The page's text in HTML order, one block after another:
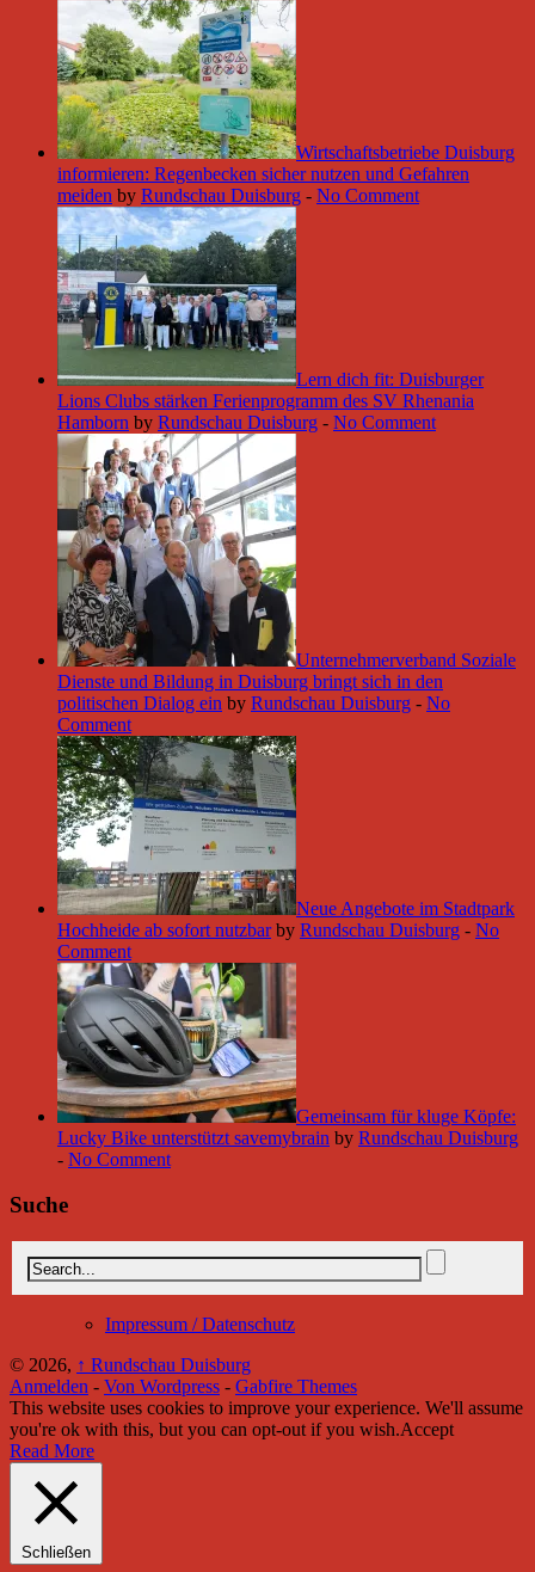
Wirtschaftsbetriebe Duisburg
informieren: Regenbecken sicher nutzen und Gefahren
meiden by Rundschau Duisburg - No Comment
Lern dich fit: Duisburger
Lions Clubs stärken Ferienprogramm des SV Rhenania
Hamborn by Rundschau Duisburg - No Comment
Unternehmerverband Soziale
Dienste und Bildung in Duisburg bringt sich in den
politischen Dialog ein by Rundschau Duisburg - No
Comment
Neue Angebote im Stadtpark
Hochheide ab sofort nutzbar by Rundschau Duisburg - No
Comment
Gemeinsam für kluge Köpfe:
Lucky Bike unterstützt savemybrain by Rundschau Duisburg
- No Comment
Suche
Impressum / Datenschutz
© 2026, ↑ Rundschau Duisburg
Anmelden - Von Wordpress - Gabfire Themes
This website uses cookies to improve your experience. We'll assume
you're ok with this, but you can opt-out if you wish.Accept
Read More
Schließen